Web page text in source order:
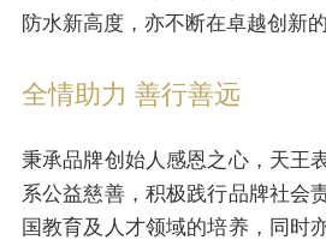
防水新高度，亦不断在卓越创新
全情助力 善行善远
秉承品牌创始人感恩之心，天王
系公益慈善，积极践行品牌社会
国教育及人才领域的培养，同时